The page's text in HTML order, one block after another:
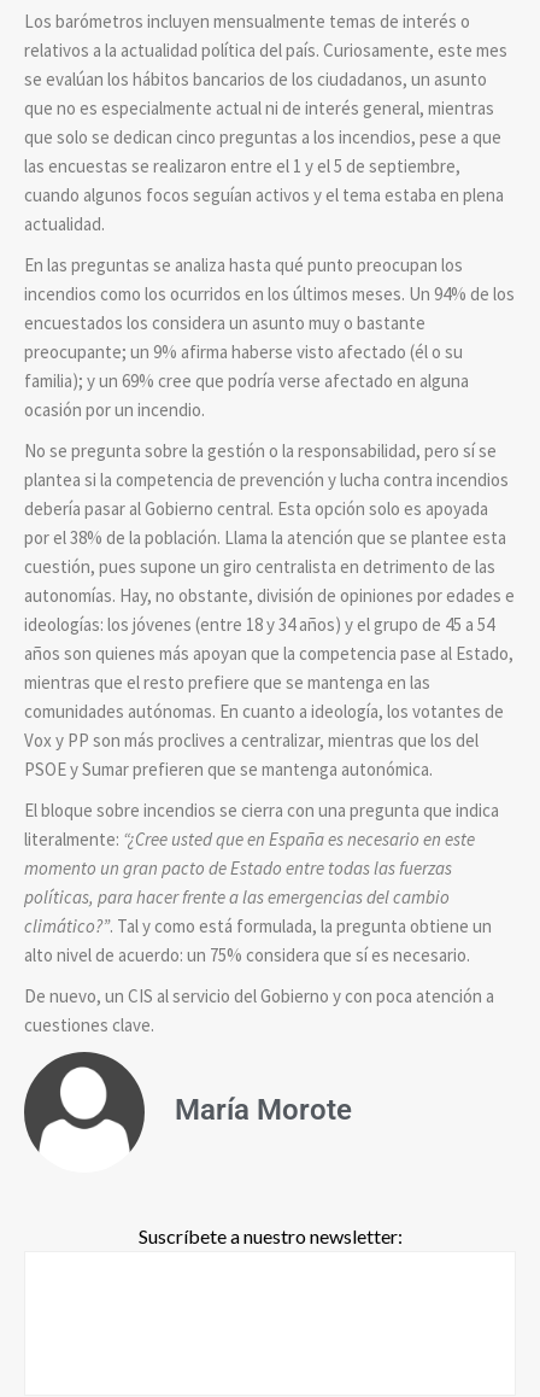
Los barómetros incluyen mensualmente temas de interés o
relativos a la actualidad política del país. Curiosamente, este mes
se evalúan los hábitos bancarios de los ciudadanos, un asunto
que no es especialmente actual ni de interés general, mientras
que solo se dedican cinco preguntas a los incendios, pese a que
las encuestas se realizaron entre el 1 y el 5 de septiembre,
cuando algunos focos seguían activos y el tema estaba en plena
actualidad.
En las preguntas se analiza hasta qué punto preocupan los
incendios como los ocurridos en los últimos meses. Un 94% de los
encuestados los considera un asunto muy o bastante
preocupante; un 9% afirma haberse visto afectado (él o su
familia); y un 69% cree que podría verse afectado en alguna
ocasión por un incendio.
No se pregunta sobre la gestión o la responsabilidad, pero sí se
plantea si la competencia de prevención y lucha contra incendios
debería pasar al Gobierno central. Esta opción solo es apoyada
por el 38% de la población. Llama la atención que se plantee esta
cuestión, pues supone un giro centralista en detrimento de las
autonomías. Hay, no obstante, división de opiniones por edades e
ideologías: los jóvenes (entre 18 y 34 años) y el grupo de 45 a 54
años son quienes más apoyan que la competencia pase al Estado,
mientras que el resto prefiere que se mantenga en las
comunidades autónomas. En cuanto a ideología, los votantes de
Vox y PP son más proclives a centralizar, mientras que los del
PSOE y Sumar prefieren que se mantenga autonómica.
El bloque sobre incendios se cierra con una pregunta que indica
literalmente: “¿Cree usted que en España es necesario en este
momento un gran pacto de Estado entre todas las fuerzas
políticas, para hacer frente a las emergencias del cambio
climático?”. Tal y como está formulada, la pregunta obtiene un
alto nivel de acuerdo: un 75% considera que sí es necesario.
De nuevo, un CIS al servicio del Gobierno y con poca atención a
cuestiones clave.
María Morote
Suscríbete a nuestro newsletter: